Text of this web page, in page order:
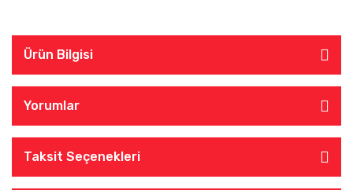
Ürün Bilgisi
Yorumlar
Taksit Seçenekleri